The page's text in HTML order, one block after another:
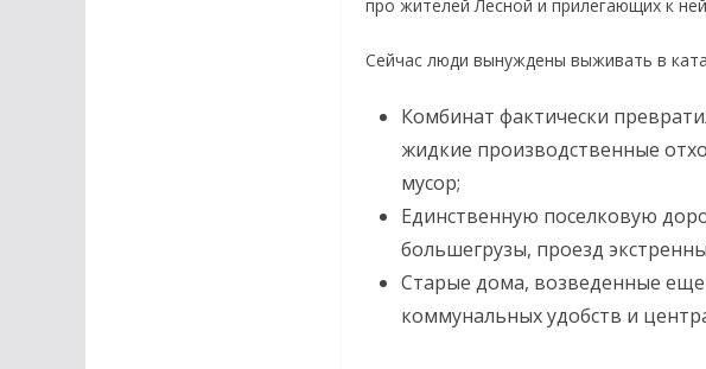
про жителей Лесной и прилегающих к
Сейчас люди вынуждены выживать в
Комбинат фактически
жидкие производственные
мусор;
Единственную поселковую
большегрузы, проезд
Старые дома, возведенные еще
коммунальных удобств и